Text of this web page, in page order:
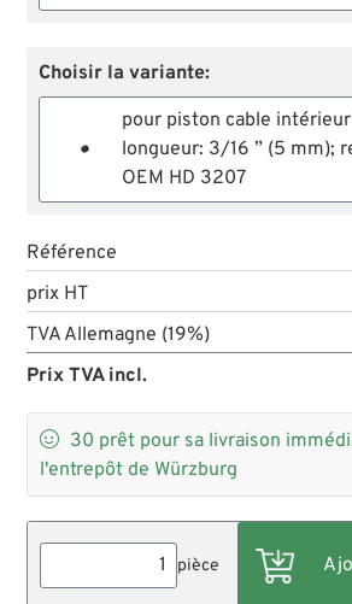
Choisir la variante:
pour piston cable intérieur
longueur: 3/16 ” (5 mm);
OEM HD 3207
Référence
prix HT
TVA Allemagne (19%)
Prix TVA incl.
 30 prêt pour sa livraison
l'entrepôt de Würzburg
pièce